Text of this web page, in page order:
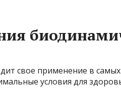
свое применение в
условия для